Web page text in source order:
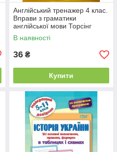
Англійський тренажер 4 клас.
Вправи з граматики
англійської мови Торсінг
В наявності
36 ₴
Купити